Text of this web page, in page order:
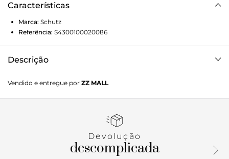
Características
Marca: Schutz
Referência: S4300100020086
Descrição
Nesta versão, aparece com uma charmosa aplicação de SS
– detalhe perfeito para as Schutz Lovers – Vai adicionar um
Vendido e entregue por ZZ MALL
Devolução
descomplicada